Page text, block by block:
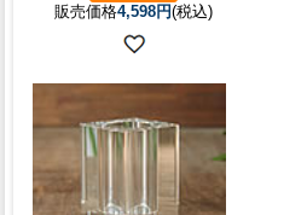
販売価格4,598円(税込)